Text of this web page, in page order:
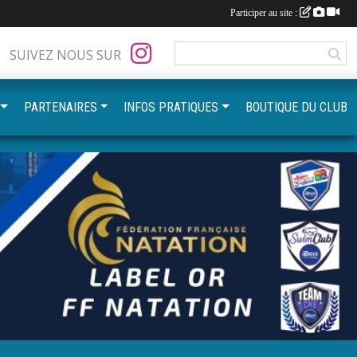
SUIVEZ NOUS SUR
PARTENAIRES INFOS PRATIQUES BOUTIQUE DU CLUB
Participer au site :